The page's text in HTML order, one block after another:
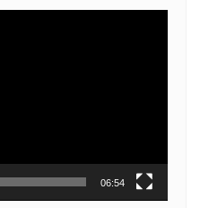
06:54